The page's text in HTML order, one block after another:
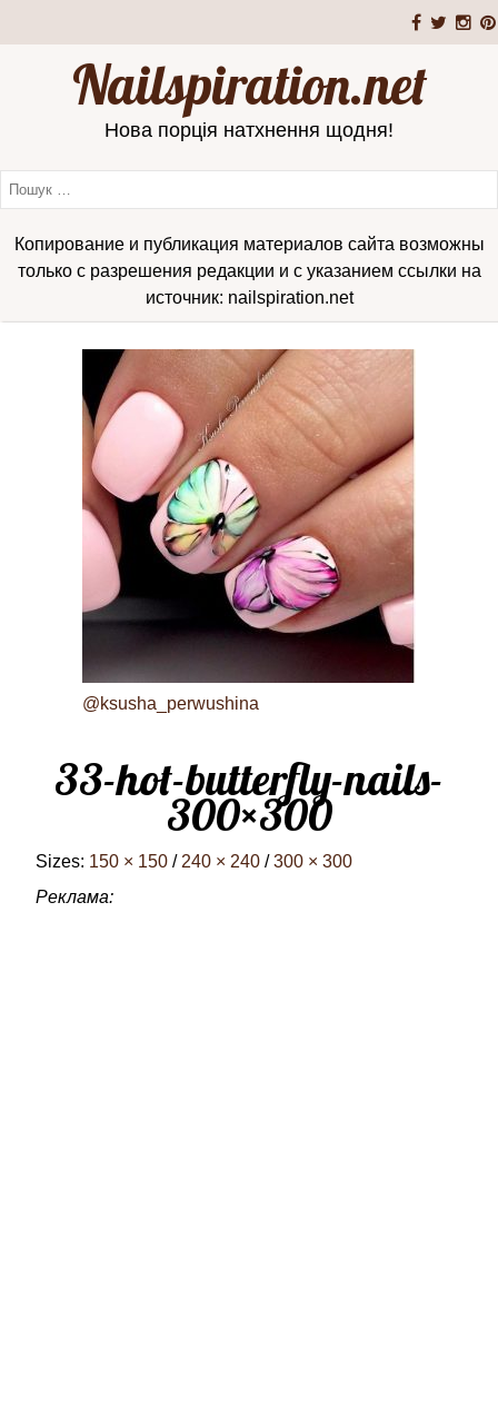
Nailspiration.net
Нова порція натхнення щодня!
Копирование и публикация материалов сайта возможны
только с разрешения редакции и с указанием ссылки на
источник: nailspiration.net
@ksusha_perwushina
33-hot-butterfly-nails-
300×300
Sizes: 150 × 150 / 240 × 240 / 300 × 300
Реклама: